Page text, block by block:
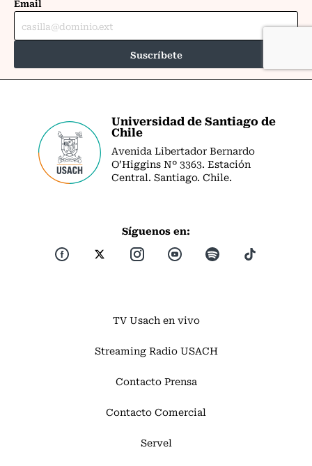
Universidad de Santiago de
Chile
Avenida Libertador Bernardo
O’Higgins Nº 3363. Estación
Central. Santiago. Chile.
Síguenos en:
TV Usach en vivo
Streaming Radio USACH
Contacto Prensa
Contacto Comercial
Servel